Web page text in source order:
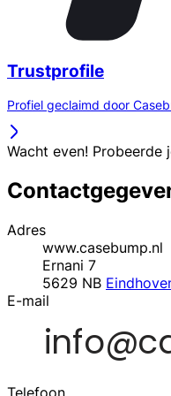
Trustprofile
Profiel geclaimd door
Wacht even!
Adres
www.casebump.nl
Ernani 7
5629 NB
E-mail